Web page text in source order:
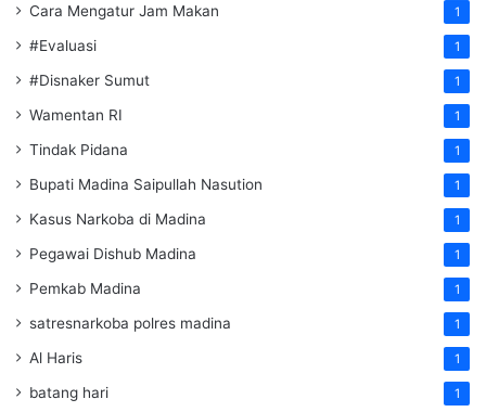
Cara Mengatur Jam Makan 1
#Evaluasi 1
#Disnaker Sumut 1
Wamentan RI 1
Tindak Pidana 1
Bupati Madina Saipullah Nasution 1
Kasus Narkoba di Madina 1
Pegawai Dishub Madina 1
Pemkab Madina 1
satresnarkoba polres madina 1
Al Haris 1
batang hari 1